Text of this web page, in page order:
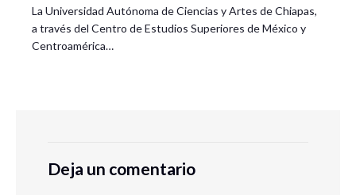
La Universidad Autónoma de Ciencias y Artes de Chiapas,
a través del Centro de Estudios Superiores de México y
Centroamérica…
Deja un comentario